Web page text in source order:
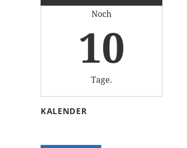
Noch
10
Tage.
KALENDER